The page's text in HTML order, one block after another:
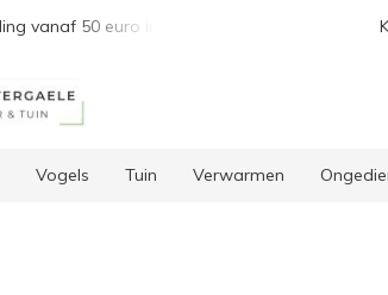
Unieke selectie producten
Vogels Tuin Verwarmen